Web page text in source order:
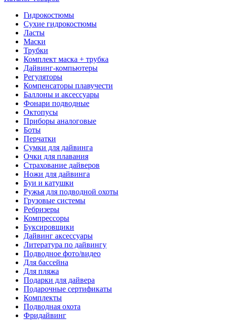
Гидрокостюмы
Сухие гидрокостюмы
Ласты
Маски
Трубки
Комплект маска + трубка
Дайвинг-компьютеры
Регуляторы
Компенсаторы плавучести
Баллоны и аксессуары
Фонари подводные
Октопусы
Приборы аналоговые
Боты
Перчатки
Сумки для дайвинга
Очки для плавания
Страхование дайверов
Ножи для дайвинга
Буи и катушки
Ружья для подводной охоты
Грузовые системы
Ребризеры
Компрессоры
Буксировщики
Дайвинг аксессуары
Литература по дайвингу
Подводное фото/видео
Для бассейна
Для пляжа
Подарки для дайвера
Подарочные сертификаты
Комплекты
Подводная охота
Фридайвинг